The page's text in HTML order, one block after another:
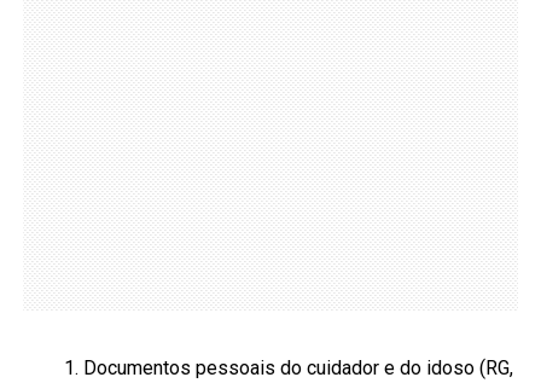
Documentos pessoais do cuidador e do idoso (RG,